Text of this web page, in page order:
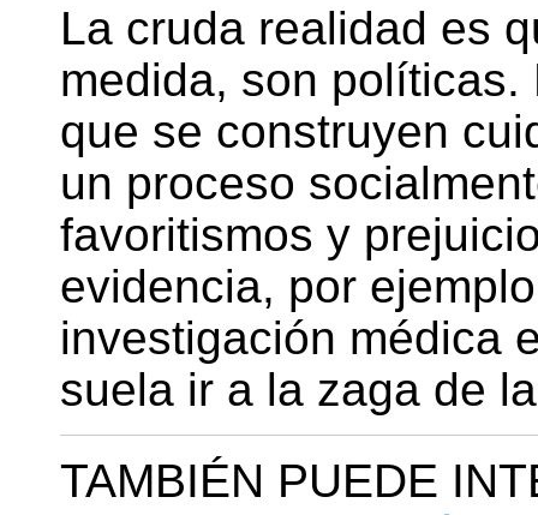
La cruda realidad es
medida, son políticas.
que se construyen
un proceso
favoritismos y
evidencia, por
investigación médica
suela ir a la zaga de
TAMBIÉN PUEDE